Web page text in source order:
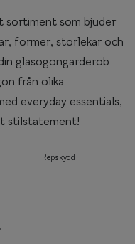
sortiment som bjuder
former, storlekar och
glasögongarderob
från olika
everyday essentials,
stilstatement!
Repskydd